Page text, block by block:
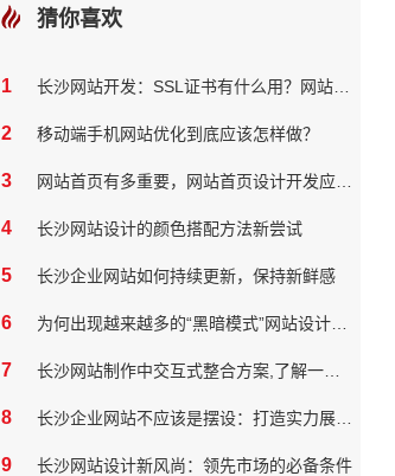
猜你喜欢
1
2 移动端手机网站优化到底应该怎样做？
3
4 长沙网站设计的颜色搭配方法新尝试
5 长沙企业网站如何持续更新，保持新鲜感
6
7
8
9 长沙网站设计新风尚：领先市场的必备条件